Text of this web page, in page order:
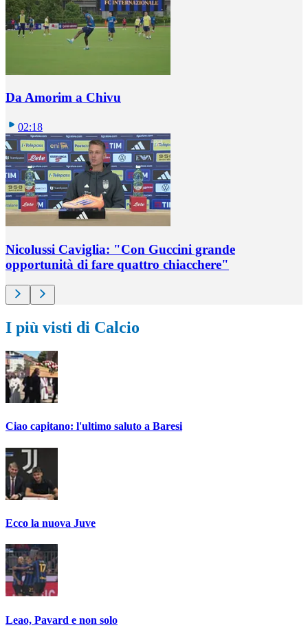
Da Amorim a Chivu
02:18
Nicolussi Caviglia: "Con Guccini grande
opportunità di fare quattro chiacchere"
I più visti di Calcio
Ciao capitano: l'ultimo saluto a Baresi
Ecco la nuova Juve
Leao, Pavard e non solo